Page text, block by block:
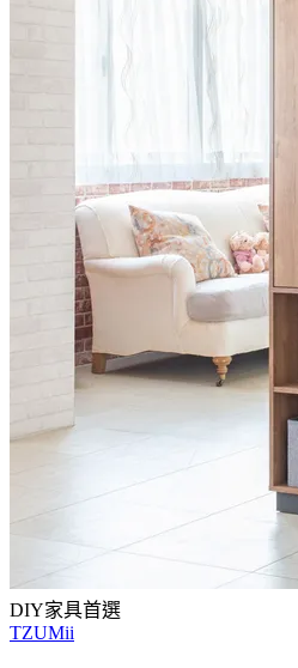
DIY家具首選
TZUMii